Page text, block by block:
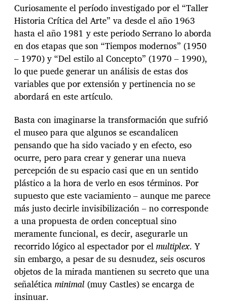
Curiosamente el período investigado por el “Taller
Historia Crítica del Arte” va desde el año 1963
hasta el año 1981 y este periodo Serrano lo aborda
en dos etapas que son “Tiempos modernos” (1950
– 1970) y “Del estilo al Concepto” (1970 – 1990),
lo que puede generar un análisis de estas dos
variables que por extensión y pertinencia no se
abordará en este artículo.
Basta con imaginarse la transformación que sufrió
el museo para que algunos se escandalicen
pensando que ha sido vaciado y en efecto, eso
ocurre, pero para crear y generar una nueva
percepción de su espacio casi que en un sentido
plástico a la hora de verlo en esos términos. Por
supuesto que este vaciamiento – aunque me parece
más justo decirle invisibilización – no corresponde
a una propuesta de orden conceptual sino
meramente funcional, es decir, asegurarle un
recorrido lógico al espectador por elmultiplex. Y
sin embargo, a pesar de su desnudez, seis oscuros
objetos de la mirada mantienen su secreto que una
señaléticaminimal (muy Castles) se encarga de
insinuar.